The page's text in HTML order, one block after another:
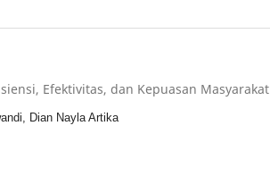
Efektivitas, dan Kepuasan Masyarakat
Dian Nayla Artika